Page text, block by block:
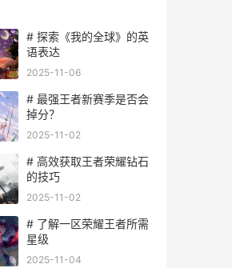
# 探索《我的全球》的英
语表达
2025-11-06
# 最强王者新赛季是否会
掉分？
2025-11-02
# 高效获取王者荣耀钻石
的技巧
2025-11-02
# 了解一区荣耀王者所需
星级
2025-11-04